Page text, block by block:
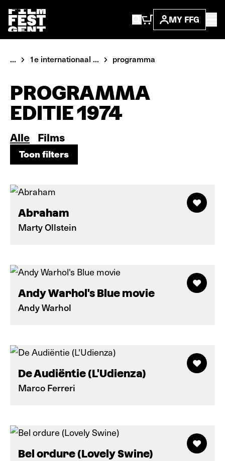
MY FFG
... 1e internationaal ... programma
PROGRAMMA
EDITIE 1974
Alle Films
Toon filters
Abraham
Marty Ollstein
Andy Warhol's Blue movie
Andy Warhol
De Audiëntie (L'Udienza)
Marco Ferreri
Bel ordure (Lovely Swine)